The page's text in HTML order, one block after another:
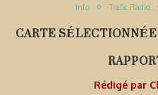
Info Trafic Radio
CARTE
Rédigé par